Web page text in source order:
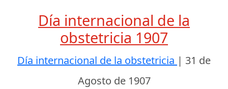
Día internacional de la
obstetricia 1907
Día internacional de la obstetricia | 31 de
Agosto de 1907